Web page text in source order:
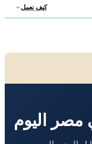
كيف نعمل
مصر اليوم